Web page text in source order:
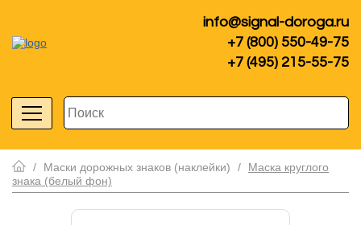
info@signal-doroga.ru
+7 (800) 550-49-75
+7 (495) 215-55-75
/ Маски дорожных знаков (наклейки) /
Маска круглого
знака (белый фон)